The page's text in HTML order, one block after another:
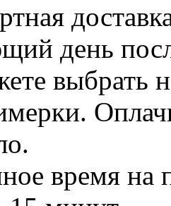
день
выбрать
время на